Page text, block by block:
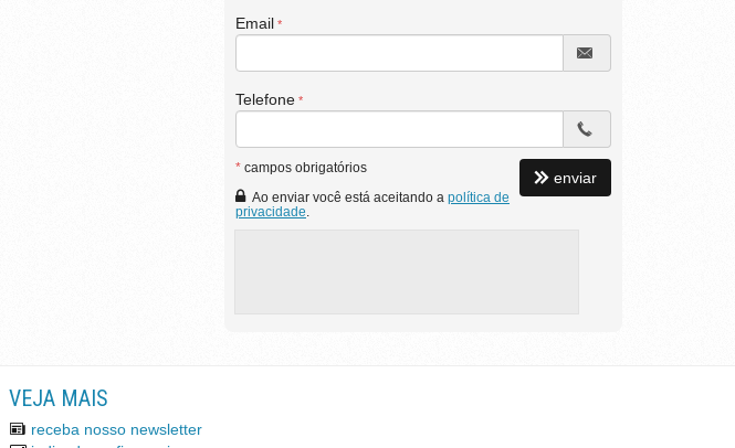
Email
Telefone
* campos obrigatórios
Ao enviar você está aceitando a política de
privacidade
enviar
VEJA MAIS
receba nosso newsletter